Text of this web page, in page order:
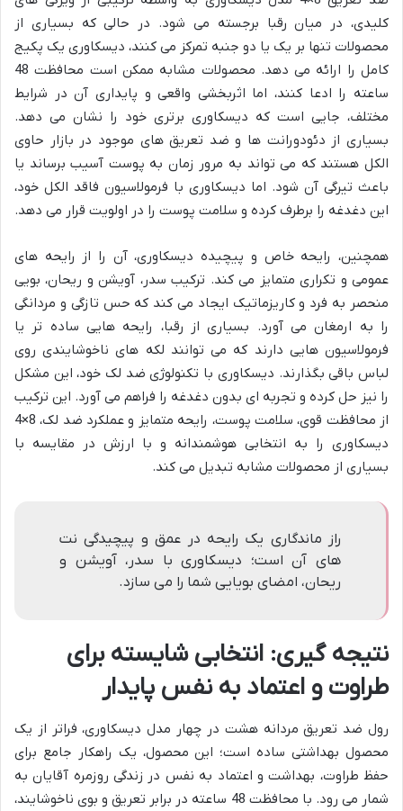
کلیدی، در میان رقبا برجسته می شود. در حالی که بسیاری از
محصولات تنها بر یک یا دو جنبه تمرکز می کنند، دیسکاوری یک پکیج
کامل را ارائه می دهد. محصولات مشابه ممکن است محافظت 48
ساعته را ادعا کنند، اما اثربخشی واقعی و پایداری آن در شرایط
مختلف، جایی است که دیسکاوری برتری خود را نشان می دهد.
بسیاری از دئودورانت ها و ضد تعریق های موجود در بازار حاوی
الکل هستند که می تواند به مرور زمان به پوست آسیب برساند یا
باعث تیرگی آن شود. اما دیسکاوری با فرمولاسیون فاقد الکل خود،
این دغدغه را برطرف کرده و سلامت پوست را در اولویت قرار می دهد.
همچنین، رایحه خاص و پیچیده دیسکاوری، آن را از رایحه های
عمومی و تکراری متمایز می کند. ترکیب سدر، آویشن و ریحان، بویی
منحصر به فرد و کاریزماتیک ایجاد می کند که حس تازگی و مردانگی
را به ارمغان می آورد. بسیاری از رقبا، رایحه هایی ساده تر یا
فرمولاسیون هایی دارند که می توانند لکه های ناخوشایندی روی
لباس باقی بگذارند. دیسکاوری با تکنولوژی ضد لک خود، این مشکل
را نیز حل کرده و تجربه ای بدون دغدغه را فراهم می آورد. این ترکیب
از محافظت قوی، سلامت پوست، رایحه متمایز و عملکرد ضد لک، 8×4
دیسکاوری را به انتخابی هوشمندانه و با ارزش در مقایسه با
بسیاری از محصولات مشابه تبدیل می کند.
راز ماندگاری یک رایحه در عمق و پیچیدگی نت
های آن است؛ دیسکاوری با سدر، آویشن و
ریحان، امضای بویایی شما را می سازد.
نتیجه گیری: انتخابی شایسته برای
طراوت و اعتماد به نفس پایدار
رول ضد تعریق مردانه هشت در چهار مدل دیسکاوری، فراتر از یک
محصول بهداشتی ساده است؛ این محصول، یک راهکار جامع برای
حفظ طراوت، بهداشت و اعتماد به نفس در زندگی روزمره آقایان به
شمار می رود. با محافظت 48 ساعته در برابر تعریق و بوی ناخوشایند،